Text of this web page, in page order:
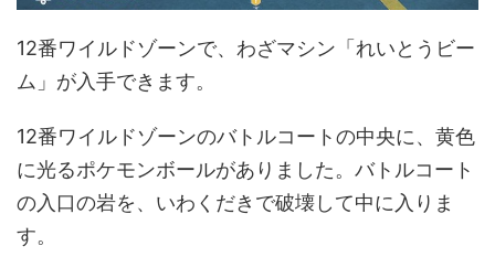
12番ワイルドゾーンで、わざマシン「れいとうビー
ム」が入手できます。
12番ワイルドゾーンのバトルコートの中央に、黄色
に光るポケモンボールがありました。バトルコート
の入口の岩を、いわくだきで破壊して中に入りま
す。